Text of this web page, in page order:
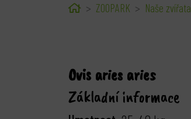
HomeZOOPARK Naše zvířata
Ovis aries aries
Základní informace